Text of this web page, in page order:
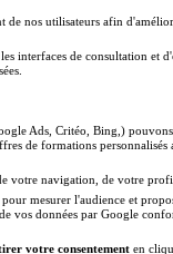
alternance
de nos utilisateurs afin
interfaces de consultation et
Ads, Critéo, Bing,)
de formations
votre navigation, de votre
mesurer l'audience et
vos données par Google
votre consentement en